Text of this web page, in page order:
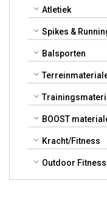
Atletiek
Spikes &
Balsporten
BOOST
Kracht/Fitness
Outdoor Fitness